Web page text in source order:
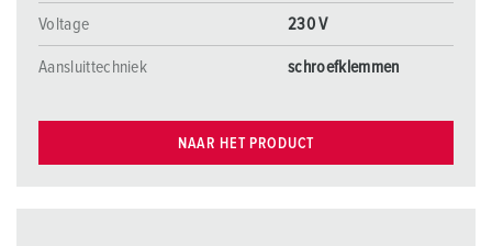
Voltage 230 V
Aansluittechniek schroefklemmen
NAAR HET PRODUCT